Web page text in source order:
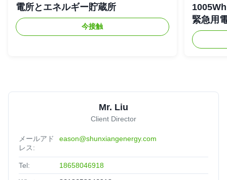
電所とエネルギー貯蔵所
今接触
緊急用
Mr. Liu
Client Director
メールアド
レス:
eason@shunxiangenergy.com
Tel: 18658046918